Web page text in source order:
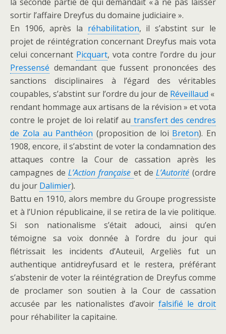
sortir l’affaire Dreyfus du domaine judiciaire ».
En 1906, après la réhabilitation, il s’abstint sur le
projet de réintégration concernant Dreyfus mais vota
celui concernant Picquart, vota contre l’ordre du jour
Pressensé demandant que fussent prononcées des
sanctions disciplinaires à l’égard des véritables
coupables, s’abstint sur l’ordre du jour de Réveillaud «
rendant hommage aux artisans de la révision » et vota
contre le projet de loi relatif au transfert des cendres
de Zola au Panthéon (proposition de loi Breton). En
1908, encore, il s’abstint de voter la condamnation des
attaques contre la Cour de cassation après les
campagnes deL’Action française et deL’Autorité (ordre
du jour Dalimier).
Battu en 1910, alors membre du Groupe progressiste
et à l’Union républicaine, il se retira de la vie politique.
Si son nationalisme s’était adouci, ainsi qu’en
témoigne sa voix donnée à l’ordre du jour qui
flétrissait les incidents d’Auteuil, Argeliès fut un
authentique antidreyfusard et le restera, préférant
s’abstenir de voter la réintégration de Dreyfus comme
de proclamer son soutien à la Cour de cassation
accusée par les nationalistes d’avoir falsifié le droit
pour réhabiliter la capitaine.